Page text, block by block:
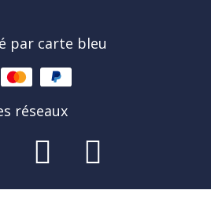
par carte bleu
suivre sur les réseaux